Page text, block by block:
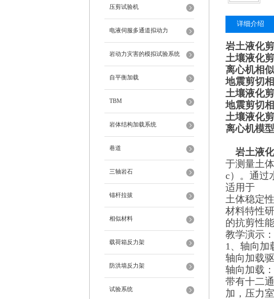
压剪试验机
电液伺服多通道拟动力
岩动力灾害的模拟试验系统
自平衡加载
TBM
岩体结构加载系统
巷道
三轴岩石
锚杆拉拔
相似材料
载荷箱反力架
防洪墙反力架
试验系统
详细介绍
岩土液化
土壤液化
离心机相
地震剪切
土壤液化
地震剪切
土壤液化
离心机模
岩土液
于测量土
c）。通过
适用于
土体稳定
材料特性
的抗剪性能
教学演示
1、轴向加
轴向加载
轴向加载
带有十二
加，压力